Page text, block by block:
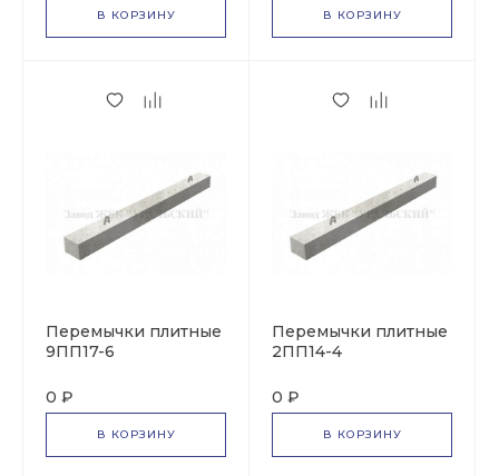
В КОРЗИНУ В КОРЗИНУ
Перемычки плитные
9ПП17-6
0 ₽
В КОРЗИНУ
Перемычки плитные
2ПП14-4
0 ₽
В КОРЗИНУ